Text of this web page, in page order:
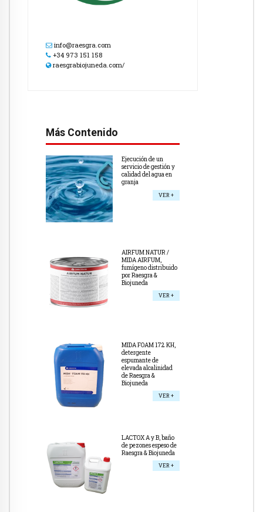
info@raesgra.com
+34 973 151 158
raesgrabiojuneda.com/
Más Contenido
Ejecución de un
servicio de gestión y
calidad del agua en
granja
VER +
AIRFUM NATUR /
MIDA AIRFUM,
fumígeno distribuido
por Raesgra &
Biojuneda
VER +
MIDA FOAM 172 KH,
detergente
espumante de
elevada alcalinidad
de Raesgra &
Biojuneda
VER +
LACTOX A y B, baño
de pezones espeso de
Raesgra & Biojuneda
VER +